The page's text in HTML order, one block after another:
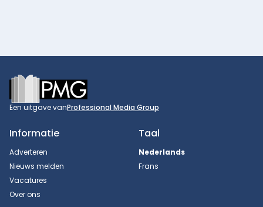
Footer
Een uitgave vanProfessional Media Group
Informatie
Adverteren
Nieuws melden
Vacatures
Over ons
Taal
Nederlands
Frans